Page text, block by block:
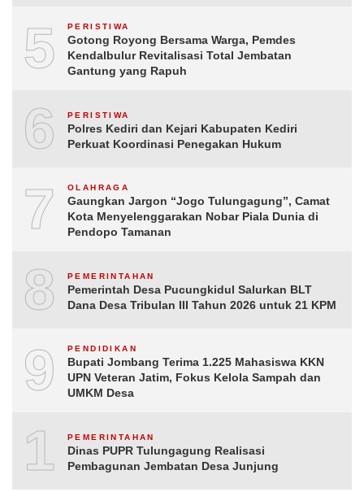
5 PERISTIWA
Gotong Royong Bersama Warga, Pemdes
Kendalbulur Revitalisasi Total Jembatan
Gantung yang Rapuh
6 PERISTIWA
Polres Kediri dan Kejari Kabupaten Kediri
Perkuat Koordinasi Penegakan Hukum
7 OLAHRAGA
Gaungkan Jargon “Jogo Tulungagung”, Camat
Kota Menyelenggarakan Nobar Piala Dunia di
Pendopo Tamanan
8 PEMERINTAHAN
Pemerintah Desa Pucungkidul Salurkan BLT
Dana Desa Tribulan III Tahun 2026 untuk 21 KPM
9 PENDIDIKAN
Bupati Jombang Terima 1.225 Mahasiswa KKN
UPN Veteran Jatim, Fokus Kelola Sampah dan
UMKM Desa
10PEMERINTAHAN
Dinas PUPR Tulungagung Realisasi
Pembagunan Jembatan Desa Junjung